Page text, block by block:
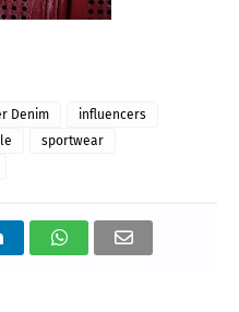
Denim
influencers
sportwear